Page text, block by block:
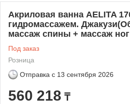
Акриловая ванна AELITA
гидромассажем.
массаж спины + массаж
Под заказ
Розница
Отправка с 13 сентября 2026
560 218 ₸